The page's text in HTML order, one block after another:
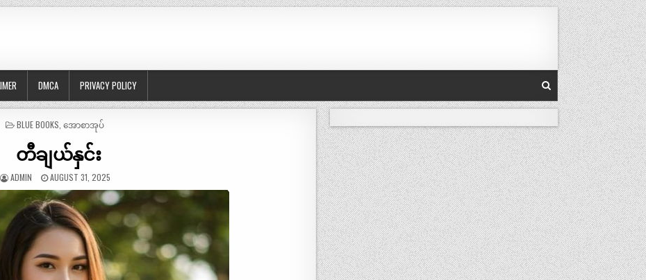
DMCA PRIVACY POLICY
POSTED
BLUE BOOKS ,အောစာအုပ်
တီချယ်နှင်း
ADMIN AUGUST 31, 2025